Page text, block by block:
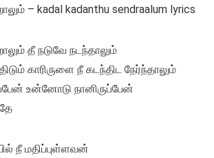
– kadal kadanthu sendraalum lyrics
தீ நடுவே நடந்தாலும்
காரிருளை நீ கடந்திட நேர்ந்தாலும்
உன்னோடு நானிருப்பேன்
நீ மதிப்புள்ளவன்